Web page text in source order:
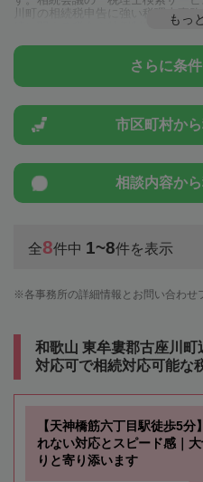
川町の相続税申告に強い税理士事
続に関する税金や特例制度のこと
もっ
さらに条
市区町村から
相談内容から
全8件中 1~8件を表示
各事務所の詳細情報とお問い合わ
和歌山 東牟婁郡古座川
対応可で相続対応可能な
【天神橋筋六丁目駅徒歩5
れない対応とスピード感｜
りと寄り添います